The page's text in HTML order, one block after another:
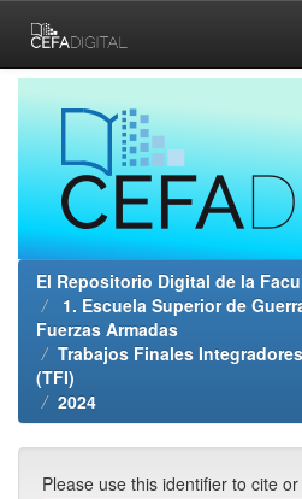
navigation
El Repositorio Digital de la
1. Escuela Superior de
Fuerzas Armadas
Trabajos Finales
(TFI)
2024
Please use this identifier to cite